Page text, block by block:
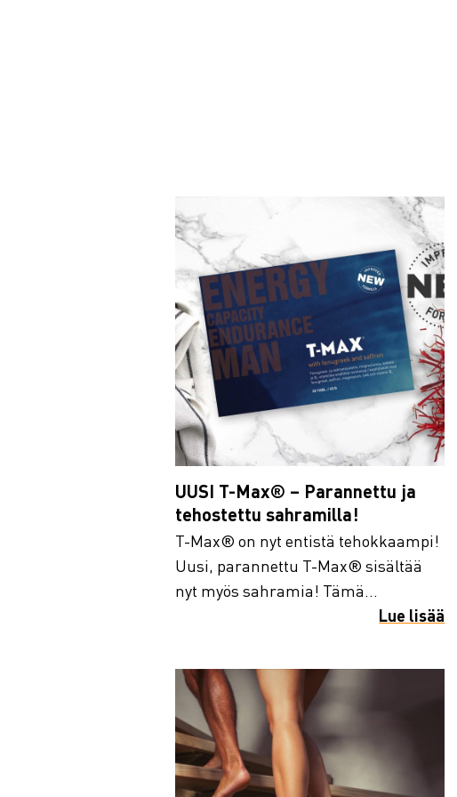
UUSI T-Max® – Parannettu ja
tehostettu sahramilla!
T-Max® on nyt entistä tehokkaampi!
Uusi, parannettu T-Max® sisältää
nyt myös sahramia! Tämä...
Lue lisää